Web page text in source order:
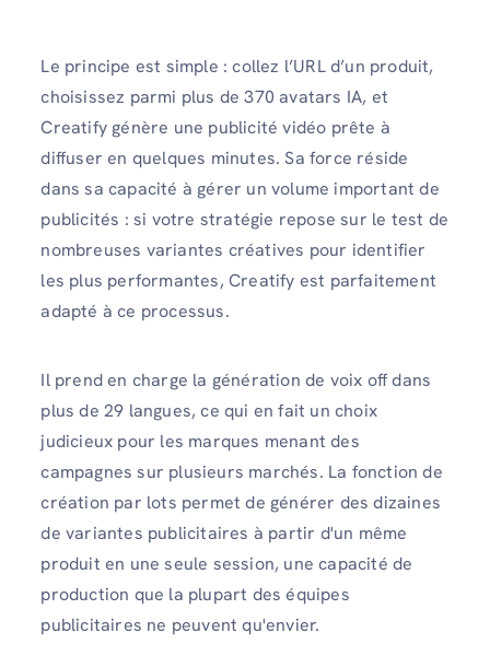
Le principe est simple : collez l’URL d’un produit,
choisissez parmi plus de 370 avatars IA, et
Creatify génère une publicité vidéo prête à
diffuser en quelques minutes. Sa force réside
dans sa capacité à gérer un volume important de
publicités : si votre stratégie repose sur le test de
nombreuses variantes créatives pour identifier
les plus performantes, Creatify est parfaitement
adapté à ce processus.
Il prend en charge la génération de voix off dans
plus de 29 langues, ce qui en fait un choix
judicieux pour les marques menant des
campagnes sur plusieurs marchés. La fonction de
création par lots permet de générer des dizaines
de variantes publicitaires à partir d'un même
produit en une seule session, une capacité de
production que la plupart des équipes
publicitaires ne peuvent qu'envier.